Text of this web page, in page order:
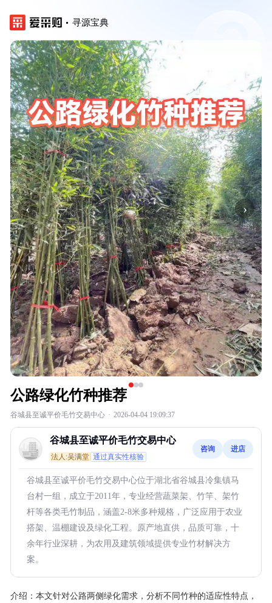
寻源宝典
‹ ›
公路绿化竹种推荐
谷城县至诚平价毛竹交易中心 · 2026-04-04 19:09:37
谷城县至诚平价毛竹交易中心
法人:吴满堂 通过真实性核验
咨询 进店
谷城县至诚平价毛竹交易中心位于湖北省谷城县冷集镇马
台村一组，成立于2011年，专业经营蔬菜架、竹竿、架竹
杆等各类毛竹制品，涵盖2-8米多种规格，广泛应用于农业
搭架、温棚建设及绿化工程。原产地直供，品质可靠，十
余年行业深耕，为农用及建筑领域提供专业竹材解决方
案。
介绍： 本文针对公路两侧绿化需求，分析不同竹种的适应性特点，